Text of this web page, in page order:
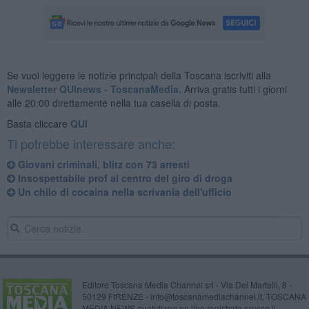
Se vuoi leggere le notizie principali della Toscana iscriviti alla
Newsletter QUInews - ToscanaMedia. Arriva gratis tutti i giorni
alle 20:00 direttamente nella tua casella di posta.
Basta cliccare QUI
Ti potrebbe interessare anche:
Giovani criminali, blitz con 73 arresti
Insospettabile prof al centro del giro di droga
Un chilo di cocaina nella scrivania dell'ufficio
Editore Toscana Media Channel srl - Via Dei Martelli, 8 -
50129 FIRENZE - info@toscanamediachannel.it. TOSCANA